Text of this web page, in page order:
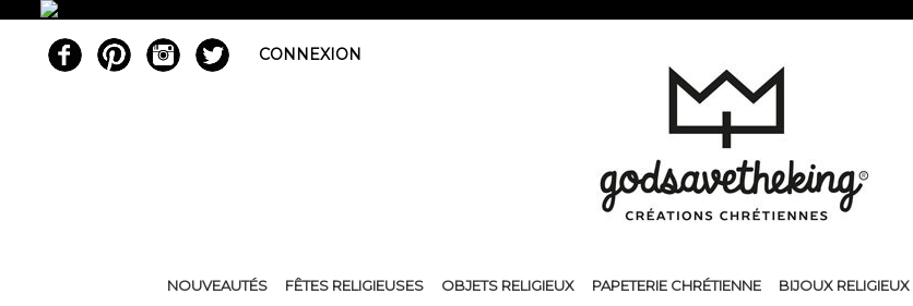
CONNEXION
NOUVEAUTÉS FÊTES RELIGIEUSES OBJETS RELIGIEUX PAPETERIE CHRÉTIENNE BIJOUX RELIGIEUX